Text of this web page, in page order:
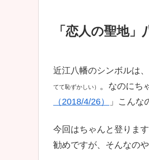
「恋人の聖地
近江八幡のシンボルは、
てて恥ずかしい）
。なのにち
（2018/4/26）
」こんな
今回はちゃんと登りま
勧めですが、そんなの